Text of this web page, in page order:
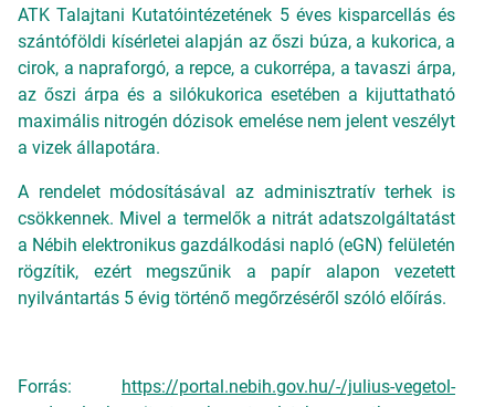
ATK Talajtani Kutatóintézetének 5 éves kisparcellás és
szántóföldi kísérletei alapján az őszi búza, a kukorica, a
cirok, a napraforgó, a repce, a cukorrépa, a tavaszi árpa,
az őszi árpa és a silókukorica esetében a kijuttatható
maximális nitrogén dózisok emelése nem jelent veszélyt
a vizek állapotára.
A rendelet módosításával az adminisztratív terhek is
csökkennek. Mivel a termelők a nitrát adatszolgáltatást
a Nébih elektronikus gazdálkodási napló (eGN) felületén
rögzítik, ezért megszűnik a papír alapon vezetett
nyilvántartás 5 évig történő megőrzéséről szóló előírás.
Forrás: https://portal.nebih.gov.hu/-/julius-vegetol-